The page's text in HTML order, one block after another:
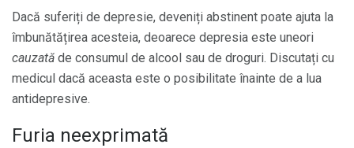
Dacă suferiți de depresie, deveniți abstinent poate ajuta la
îmbunătățirea acesteia, deoarece depresia este uneori
cauzată de consumul de alcool sau de droguri. Discutați cu
medicul dacă aceasta este o posibilitate înainte de a lua
antidepresive.
Furia neexprimată